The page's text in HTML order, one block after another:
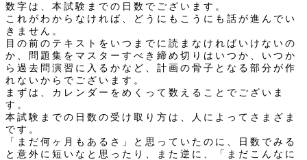
数字は、本試験までの日数でございます。
これがわからなければ、どうにもこうにも話が進んでい
きません。
目の前のテキストをいつまでに読まなければいけないの
か、問題集をマスターすべき締め切りはいつか、いつか
ら過去問演習に入るかなど、計画の骨子となる部分が作
れないからでございます。
まずは、カレンダーをめくって数えることでございま
す。
本試験までの日数の受け取り方は、人によってさまざま
です。
「まだ何ヶ月もあるさ」と思っていたのに、日数でみる
と意外に短いなと思ったり、また逆に、「まだこんなに